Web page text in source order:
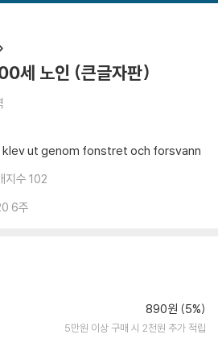
세 노인 (큰글자판)
klev ut genom fonstret och forsvann
지수 102
6주
890원 (5%)
5만원 이상 구매 시 2천원 추가 적립